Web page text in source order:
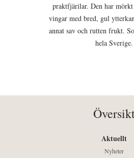
praktfjärilar. Den har mörkt
vingar med bred, gul
annat sav och rutten frukt.
hela Sverige.
Aktuellt
Nyheter